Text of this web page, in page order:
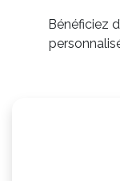
Bénéficiez